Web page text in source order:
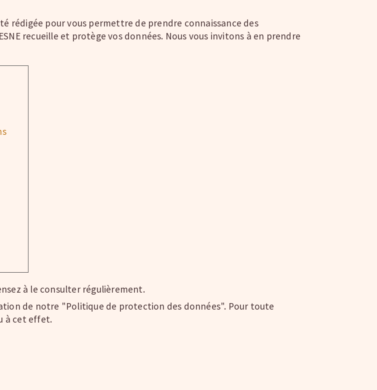
rédigée pour vous permettre de prendre connaissance des
recueille et protège vos données. Nous vous invitons à en prendre
à le consulter régulièrement.
de notre "Politique de protection des données". Pour toute
à cet effet.